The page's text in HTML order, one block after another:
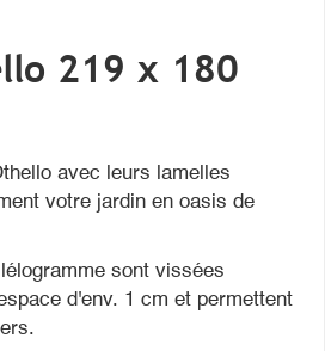
219 x 180
avec leurs lamelles
votre jardin en oasis de
sont vissées
d'env. 1 cm et permettent